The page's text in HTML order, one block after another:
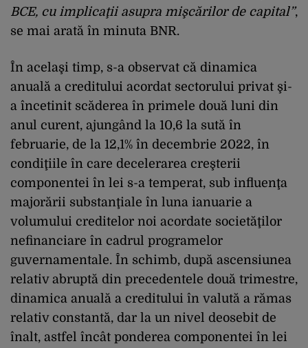
BCE, cu implicaţii asupra mişcărilor de capital”,
se mai arată în minuta BNR.
În acelaşi timp, s-a observat că dinamica
anuală a creditului acordat sectorului privat şi-
a încetinit scăderea în primele două luni din
anul curent, ajungând la 10,6 la sută în
februarie, de la 12,1% în decembrie 2022, în
condiţiile în care decelerarea creşterii
componentei în lei s-a temperat, sub influenţa
majorării substanţiale în luna ianuarie a
volumului creditelor noi acordate societăţilor
nefinanciare în cadrul programelor
guvernamentale. În schimb, după ascensiunea
relativ abruptă din precedentele două trimestre,
dinamica anuală a creditului în valută a rămas
relativ constantă, dar la un nivel deosebit de
înalt, astfel încât ponderea componentei în lei